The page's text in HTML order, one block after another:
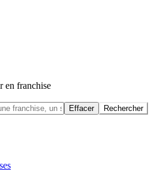
en franchise
Effacer Rechercher